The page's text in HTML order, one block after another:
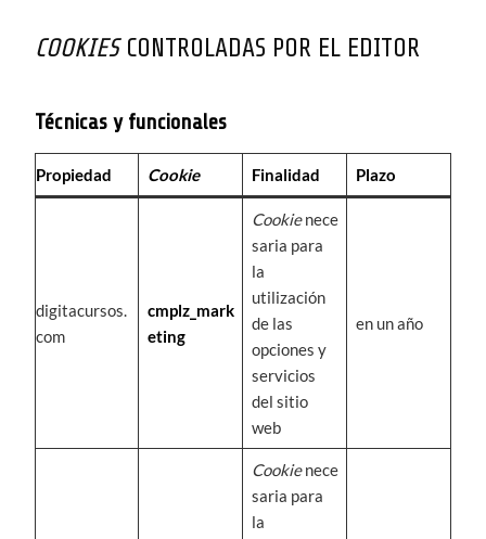
COOKIES CONTROLADAS POR EL EDITOR
Técnicas y funcionales
Propiedad Cookie Finalidad Plazo
digitacursos.
com
cmplz_mark
eting
Cookienece
saria para
la
utilización
de las
opciones y
servicios
del sitio
web
en un año
Cookienece
saria para
la